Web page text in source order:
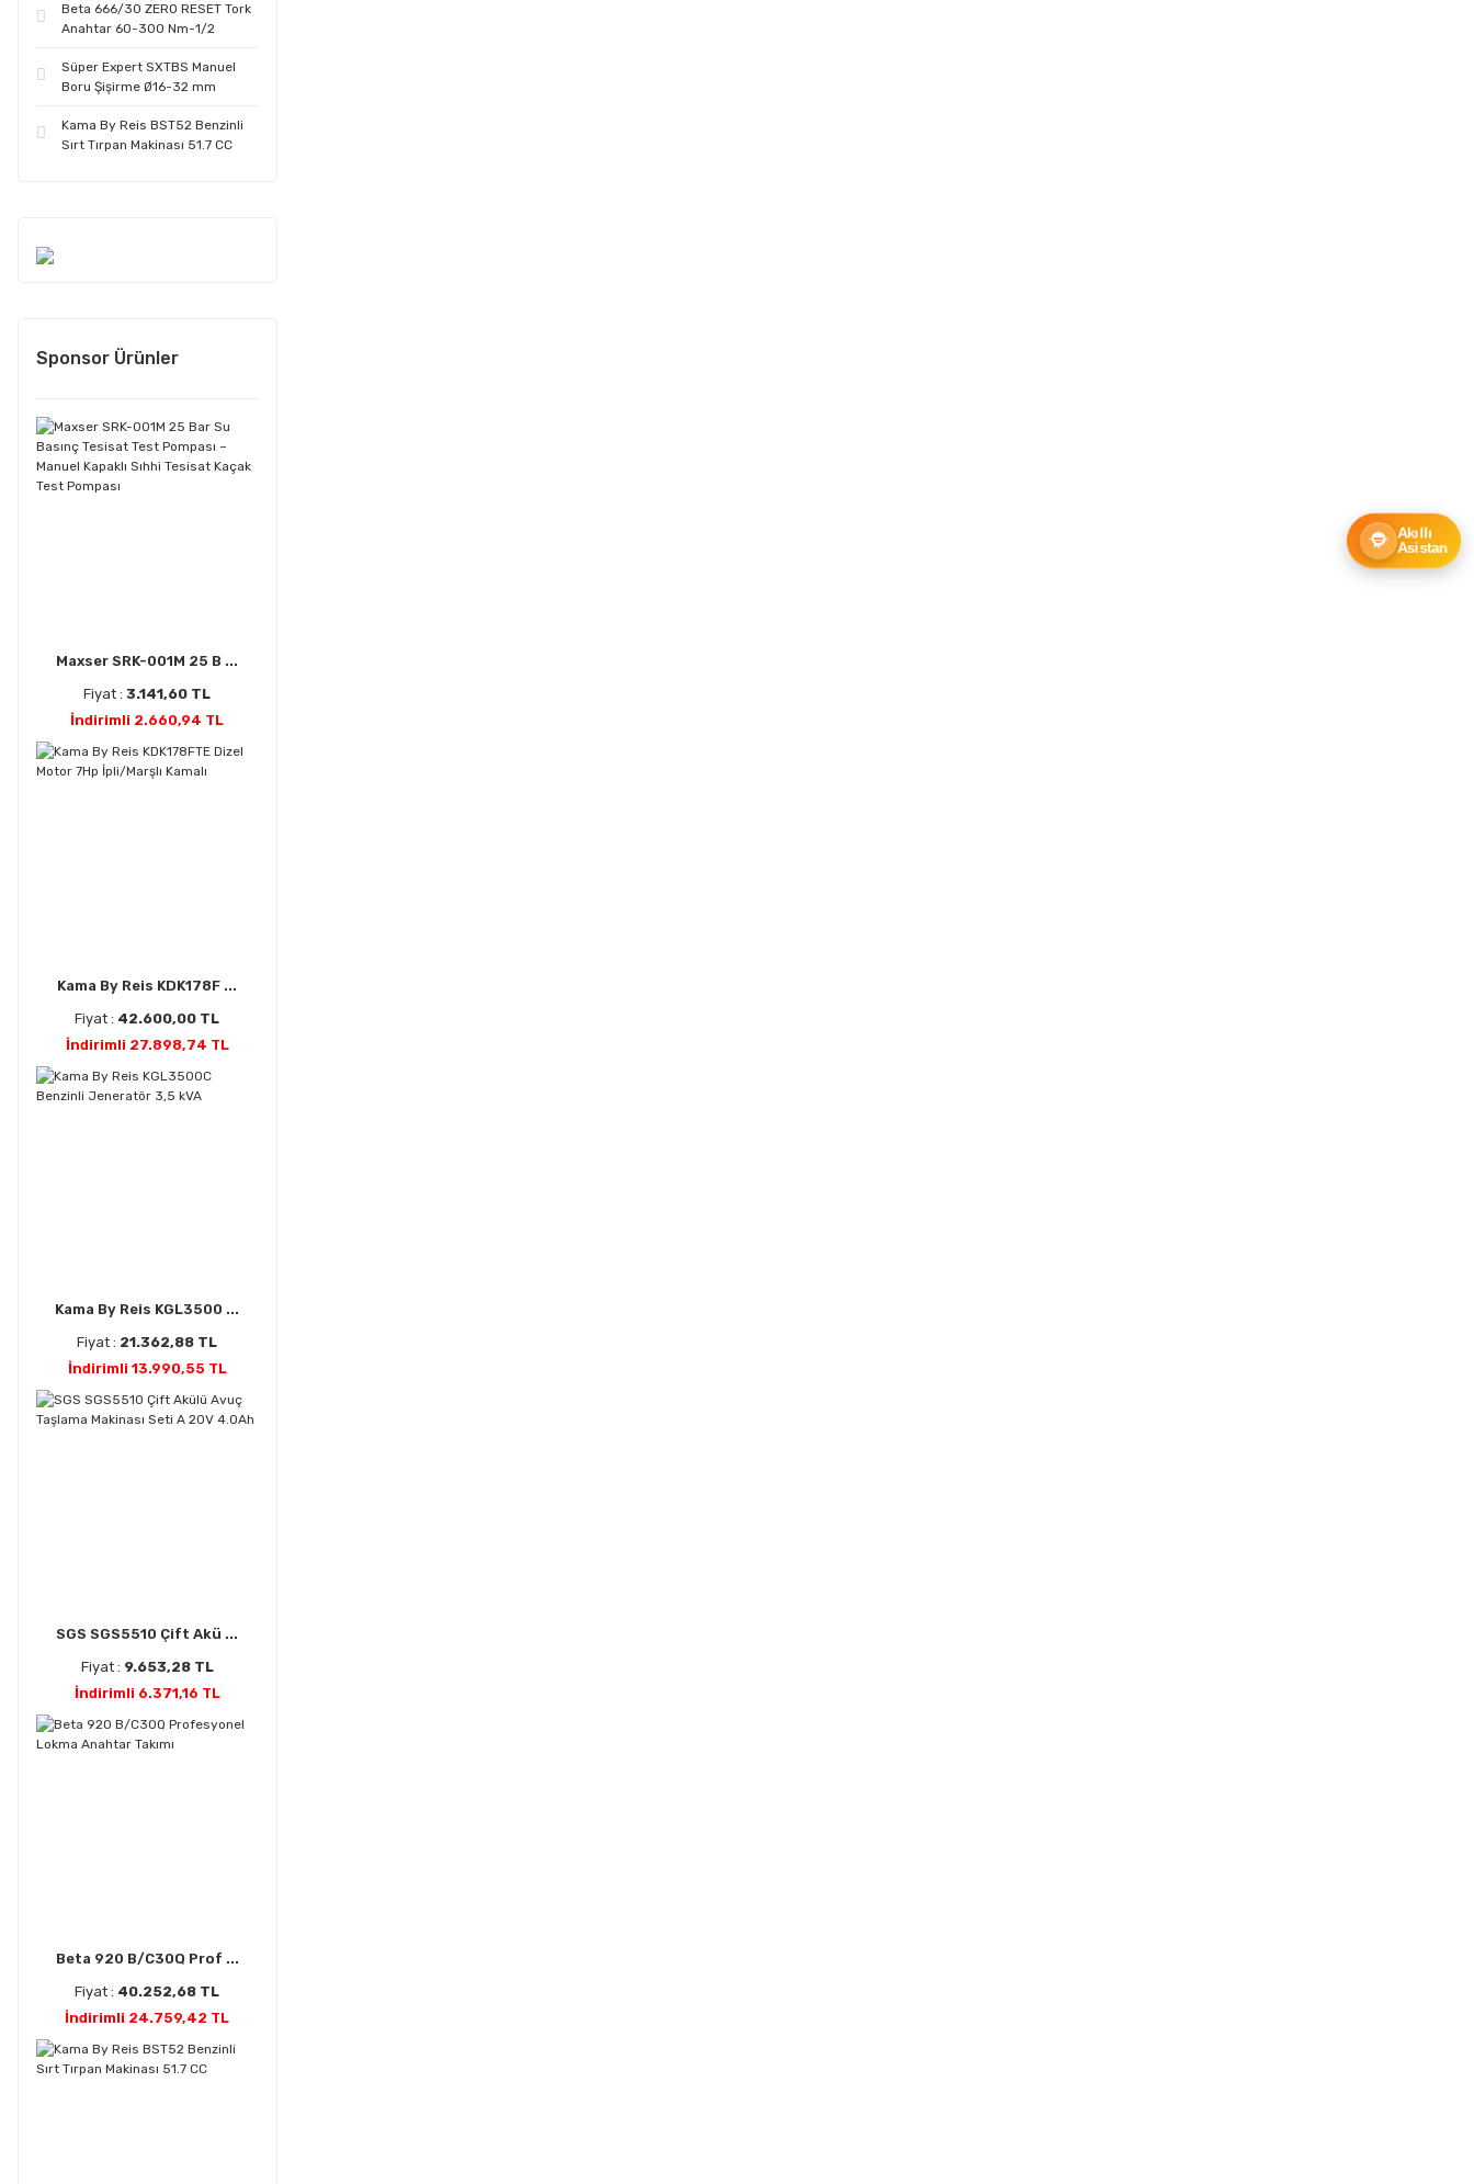
Beta 666/30 ZERO RESET Tork
Anahtar 60-300 Nm-1/2
Süper Expert SXTBS Manuel
Boru Şişirme Ø16-32 mm
Kama By Reis BST52 Benzinli
Sırt Tırpan Makinası 51.7 CC
Sponsor Ürünler
Maxser SRK-001M 25 B ...
Fiyat :3.141,60 TL
İndirimli 2.660,94 TL
Kama By Reis KDK178F ...
Fiyat : 42.600,00 TL
İndirimli 27.898,74 TL
Kama By Reis KGL3500 ...
Fiyat : 21.362,88 TL
İndirimli 13.990,55 TL
SGS SGS5510 Çift Akü ...
Fiyat : 9.653,28 TL
İndirimli 6.371,16 TL
Beta 920 B/C30Q Prof ...
Fiyat : 40.252,68 TL
İndirimli 24.759,42 TL
Akıllı
Asistan